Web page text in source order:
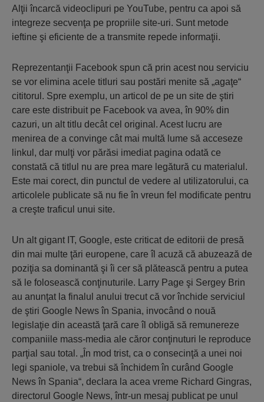
Alţii încarcă videoclipuri pe YouTube, pentru ca apoi să
integreze secvenţa pe propriile site-uri. Sunt metode
ieftine şi eficiente de a transmite repede informaţii.
Reprezentanţii Facebook spun că prin acest nou serviciu
se vor elimina acele titluri sau postări menite să „agaţe“
cititorul. Spre exemplu, un articol de pe un site de ştiri
care este distribuit pe Facebook va avea, în 90% din
cazuri, un alt titlu decât cel original. Acest lucru are
menirea de a convinge cât mai multă lume să acceseze
linkul, dar mulţi vor părăsi imediat pagina odată ce
constată că titlul nu are prea mare legătură cu materialul.
Este mai corect, din punctul de vedere al utilizatorului, ca
articolele publicate să nu fie în vreun fel modificate pentru
a creşte traficul unui site.
Un alt gigant IT, Google, este criticat de editorii de presă
din mai multe ţări europene, care îl acuză că abuzează de
poziţia sa dominantă şi îi cer să plătească pentru a putea
să le folosească conţinuturile. Larry Page şi Sergey Brin
au anunţat la finalul anului trecut că vor închide serviciul
de ştiri Google News în Spania, invocând o nouă
legislaţie din această ţară care îl obligă să remunereze
companiile mass-media ale căror conţinuturi le reproduce
parţial sau total. „În mod trist, ca o consecinţă a unei noi
legi spaniole, va trebui să închidem în curând Google
News în Spania“, declara la acea vreme Richard Gingras,
directorul Google News, într-un mesaj publicat pe unul